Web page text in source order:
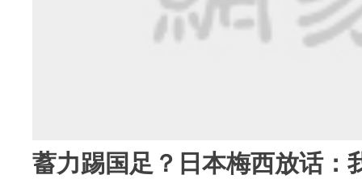
蓄力踢国足？日本梅西放话：